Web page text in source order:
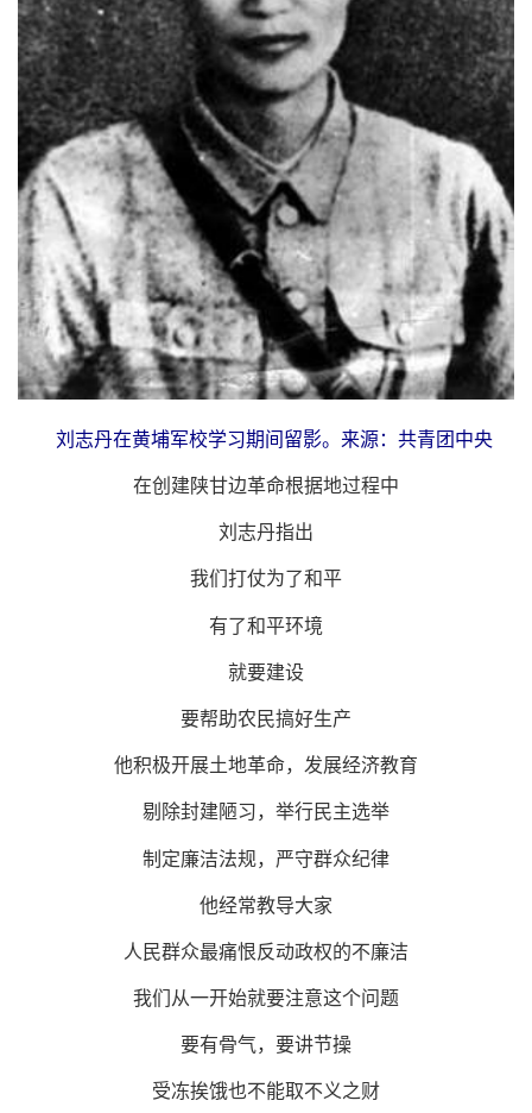
刘志丹在黄埔军校学习期间留影。来源：共青团中央
在创建陕甘边革命根据地过程中
刘志丹指出
我们打仗为了和平
有了和平环境
就要建设
要帮助农民搞好生产
他积极开展土地革命，发展经济教育
剔除封建陋习，举行民主选举
制定廉洁法规，严守群众纪律
他经常教导大家
人民群众最痛恨反动政权的不廉洁
我们从一开始就要注意这个问题
要有骨气，要讲节操
受冻挨饿也不能取不义之财